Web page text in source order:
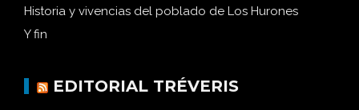
Historia y vivencias del poblado de Los Hurones
Y fin
EDITORIAL TRÉVERIS